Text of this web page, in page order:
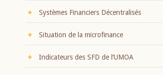
Systèmes Financiers Décentralisés
Situation de la microfinance
Indicateurs des SFD de l’UMOA